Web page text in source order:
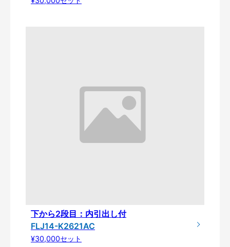
下から2段目：内引出し付
FLJ14-K2621AC
¥30,000セット